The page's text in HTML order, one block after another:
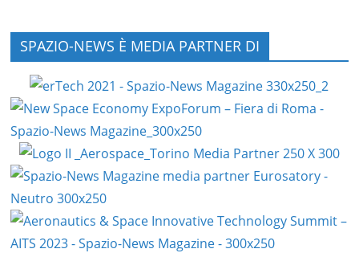
SPAZIO-NEWS È MEDIA PARTNER DI